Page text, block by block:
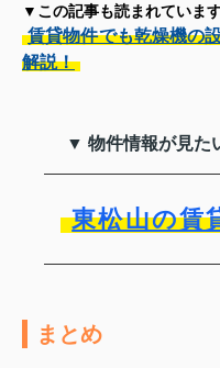
▼この記事も読まれていま
賃貸物件でも乾燥機の
解説！
▼ 物件情報が見た
東松山の賃
まとめ